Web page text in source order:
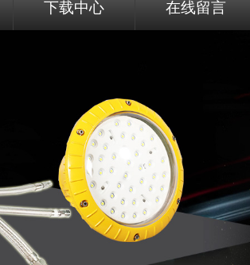
下载中心 在线留言